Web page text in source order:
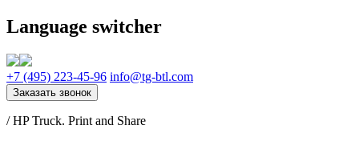
Language switcher
+7 (495) 223-45-96 info@tg-btl.com
Заказать звонок
/HP Truck. Print and Share